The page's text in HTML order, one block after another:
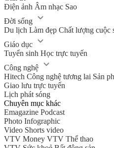
Điện ảnh Âm nhạc Sao
Đời sống
Du lịch Làm đẹp Chất lượng cuộc
Giáo dục
Tuyển sinh Học trực tuyến
Công nghệ
Hitech Công nghệ tương lai Sản
Giao lưu trực tuyến
Lịch phát sóng
Chuyên mục khác
Emagazine Podcast
Photo Infographic
Video Shorts video
VTV Money VTV Thể thao